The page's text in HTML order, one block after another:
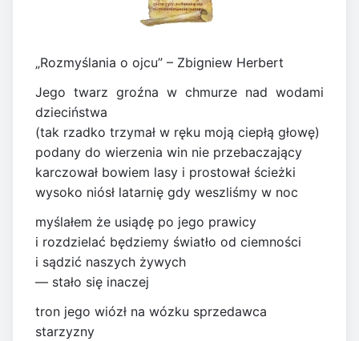
„Rozmyślania o ojcu” – Zbigniew Herbert
Jego twarz groźna w chmurze nad wodami
dzieciństwa
(tak rzadko trzymał w ręku moją ciepłą głowę)
podany do wierzenia win nie przebaczający
karczował bowiem lasy i prostował ścieżki
wysoko niósł latarnię gdy weszliśmy w noc
myślałem że usiądę po jego prawicy
i rozdzielać będziemy światło od ciemności
i sądzić naszych żywych
— stało się inaczej
tron jego wiózł na wózku sprzedawca
starzyzny